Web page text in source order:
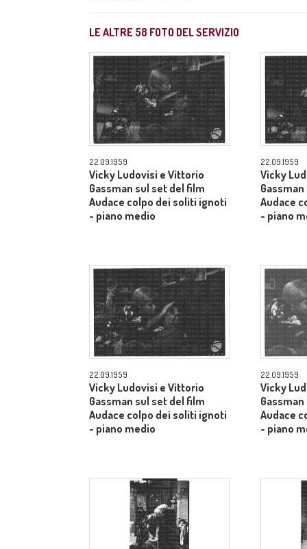
LE ALTRE 58 FOTO DEL SERVIZIO
22.09.1959
Vicky Ludovisi e Vittorio
Gassman sul set del film
Audace colpo dei soliti ignoti
- piano medio
22.09.1959
Vicky
Audace
- piano
22.09.1959
Vicky Ludovisi e Vittorio
Gassman sul set del film
Audace colpo dei soliti ignoti
- piano medio
22.09.1959
Vicky
Audace
- piano